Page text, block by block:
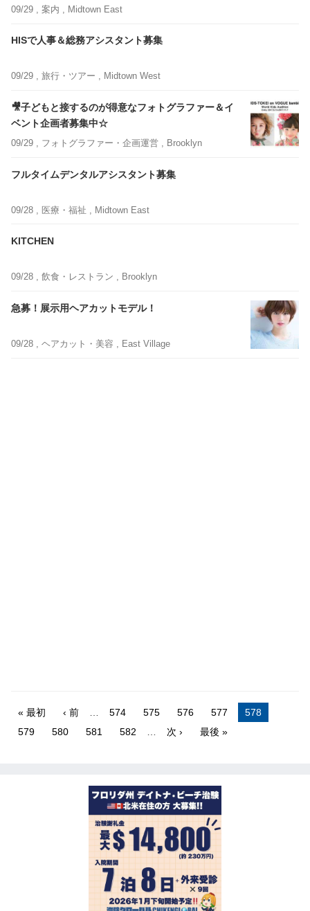
09/29 , 案内 , Midtown East
HISで人事＆総務アシスタント募集
09/29 , 旅行・ツアー , Midtown West
🎥子どもと接するのが得意なフォトグラファー＆イ
ベント企画者募集中☆
09/29 , フォトグラファー・企画運営 , Brooklyn
フルタイムデンタルアシスタント募集
09/28 , 医療・福祉 , Midtown East
KITCHEN
09/28 , 飲食・レストラン , Brooklyn
急募！展示用ヘアカットモデル！
09/28 , ヘアカット・美容 , East Village
« 最初 ‹ 前 574 575 576 577
578
579
580 581 582 次 › 最後 »